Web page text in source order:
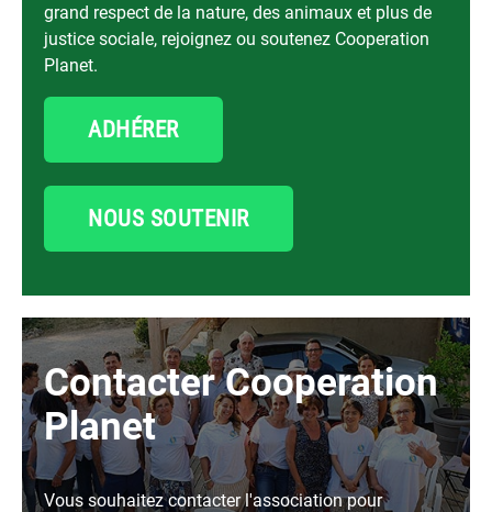
grand respect de la nature, des animaux et plus de
justice sociale, rejoignez ou soutenez Cooperation
Planet.
ADHÉRER
NOUS SOUTENIR
Contacter Cooperation
Planet
Vous souhaitez contacter l'association pour